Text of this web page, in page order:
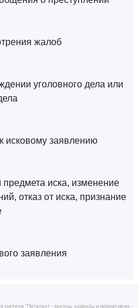
жалоб
уголовного дела или
исковому заявлению
иска, изменение
отказ от иска, признание
заявления
"Легалакт - законы, кодексы и нормативно-